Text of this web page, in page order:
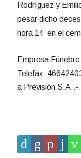
Rodríguez y
pesar dicho
hora 14 en el
Empresa
Telefax:
a Previsión S.A..-